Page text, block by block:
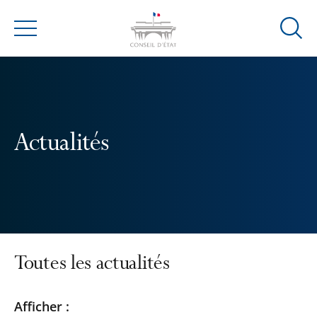
Menu
Ouvrir
Actualités
Toutes les actualités
Passer
Passer
Afficher :